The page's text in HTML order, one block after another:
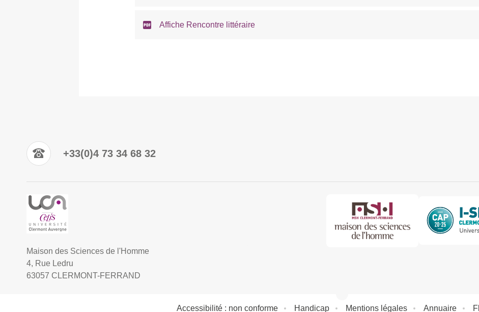
Affiche Rencontre littéraire
+33(0)4 73 34 68 32
Maison des Sciences de l'Homme
4, Rue Ledru
63057 CLERMONT-FERRAND
Accessibilité : non conforme Handicap Mentions légales Annuaire